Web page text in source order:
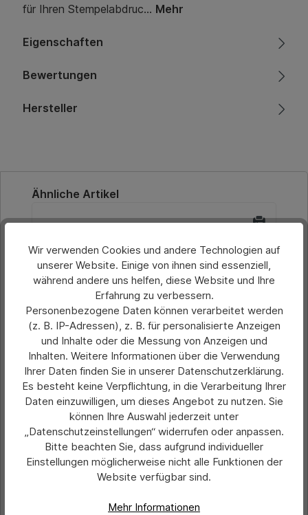
für Ihren Stempelabdruc… Mehr
Eigenschaften
Bewertungen
Hersteller
Produktgalerie überspringen
Ähnliche Artikel
Durchschnittliche Bewertung von 0 von 5 Sternen
Kühlwasser-Anhänger, Größe 50 x 90
mm, mit Firmeneindruck
Preis pro Stück:
0,07 €*
Preise exkl. MwSt. zzgl. Versandkosten
Wir verwenden Cookies und andere Technologien auf
unserer Website. Einige von ihnen sind essenziell,
während andere uns helfen, diese Website und Ihre
Erfahrung zu verbessern.
Personenbezogene Daten können verarbeitet werden
(z. B. IP-Adressen), z. B. für personalisierte Anzeigen
und Inhalte oder die Messung von Anzeigen und
Inhalten. Weitere Informationen über die Verwendung
Ihrer Daten finden Sie in unserer Datenschutzerklärung.
Es besteht keine Verpflichtung, in die Verarbeitung Ihrer
Daten einzuwilligen, um dieses Angebot zu nutzen. Sie
können Ihre Auswahl jederzeit unter
„Datenschutzeinstellungen“ widerrufen oder anpassen.
Bitte beachten Sie, dass aufgrund individueller
Einstellungen möglicherweise nicht alle Funktionen der
Website verfügbar sind.
Mehr Informationen